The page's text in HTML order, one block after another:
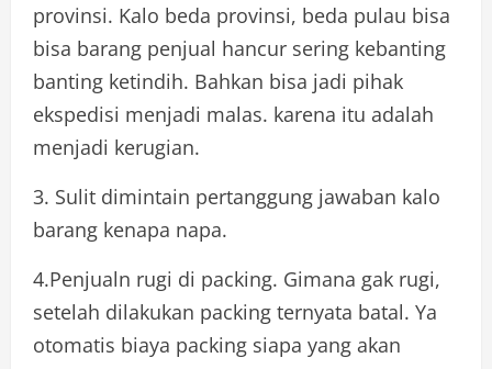
provinsi. Kalo beda provinsi, beda pulau bisa
bisa barang penjual hancur sering kebanting
banting ketindih. Bahkan bisa jadi pihak
ekspedisi menjadi malas. karena itu adalah
menjadi kerugian.
3. Sulit dimintain pertanggung jawaban kalo
barang kenapa napa.
4.Penjualn rugi di packing. Gimana gak rugi,
setelah dilakukan packing ternyata batal. Ya
otomatis biaya packing siapa yang akan